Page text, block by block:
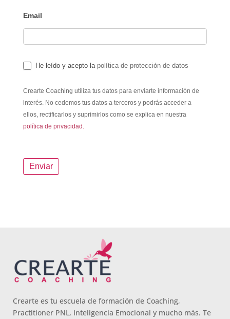
Email
He leído y acepto la política de protección de datos
Crearte Coaching utiliza tus datos para enviarte información de
interés. No cedemos tus datos a terceros y podrás acceder a
ellos, rectificarlos y suprimirlos como se explica en nuestra
política de privacidad.
Crearte es tu escuela de formación de Coaching,
Practitioner PNL, Inteligencia Emocional y mucho más. Te